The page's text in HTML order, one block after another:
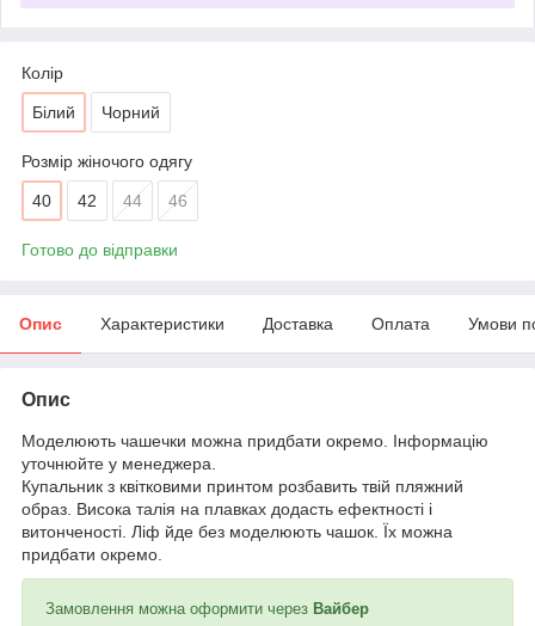
Колір
Білий Чорний
Розмір жіночого одягу
40 42 44 46
Готово до відправки
Опис Характеристики Доставка Оплата Умови
Опис
Моделюють чашечки можна придбати окремо. Інформацію
уточнюйте у менеджера.
Купальник з квітковими принтом розбавить твій пляжний
образ. Висока талія на плавках додасть ефектності і
витонченості. Ліф йде без моделюють чашок. Їх можна
придбати окремо.
Замовлення можна оформити через Вайбер